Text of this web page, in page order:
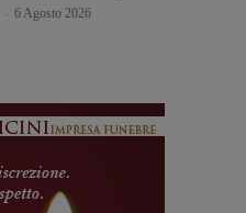
6 Agosto 2026